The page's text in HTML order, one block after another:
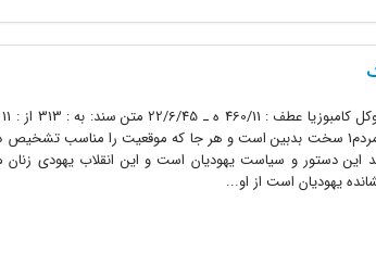
کامبوزیا نسبت به انقلاب مقدس شاه و مردم1 سخت بدبین است و هر جا که موقعیت
این دستور و سیاست یهودیان است و این انقلاب یهودی زنان
یهودیان است از او...